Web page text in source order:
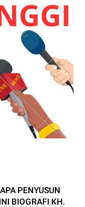
PENYUSUN
BIOGRAFI KH.